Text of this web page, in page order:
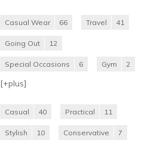
Casual Wear 66 Travel 41
Going Out 12
Special Occasions 6 Gym 2
[+plus]
Casual 40 Practical 11
Stylish 10 Conservative 7